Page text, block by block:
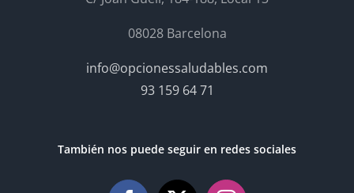
08028 Barcelona
info@opcionessaludables.com
93 159 64 71
También nos puede seguir en redes sociales